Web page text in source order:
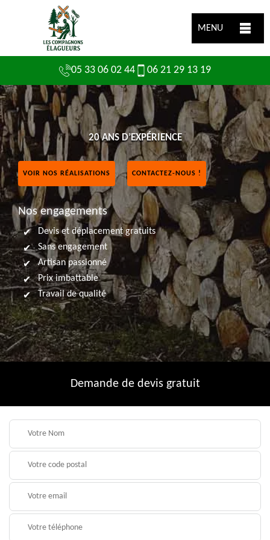
MENU
05 33 06 02 44 06 21 29 13 19
20 ANS D’EXPÉRIENCE
VOIR NOS RÉALISATIONS CONTACTEZ-NOUS !
Nos engagements
Devis et déplacement gratuits
Sans engagement
Artisan passionné
Prix imbattable
Travail de qualité
Demande de devis gratuit